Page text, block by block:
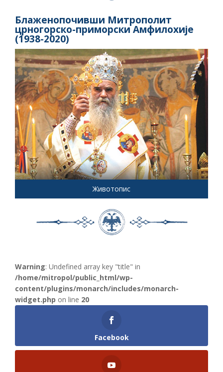
Блаженопочивши Митрополит
црногорско-приморски Амфилохије
(1938-2020)
Животопис
Warning: Undefined array key "title" in
/home/mitropol/public_html/wp-
content/plugins/monarch/includes/monarch-
widget.php on line 20
Facebook